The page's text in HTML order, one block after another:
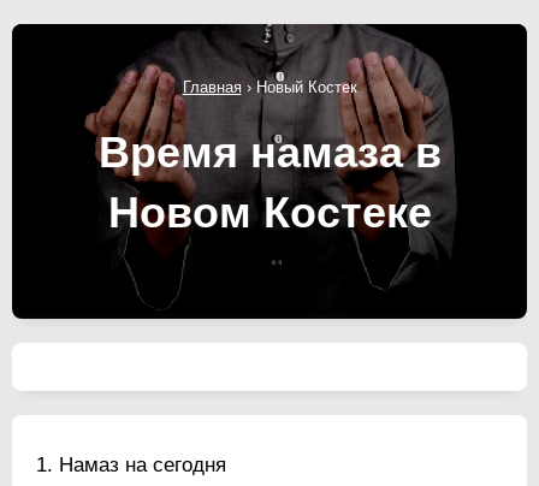
Главная›Новый Костек
Время намаза в
Новом Костеке
Намаз на сегодня